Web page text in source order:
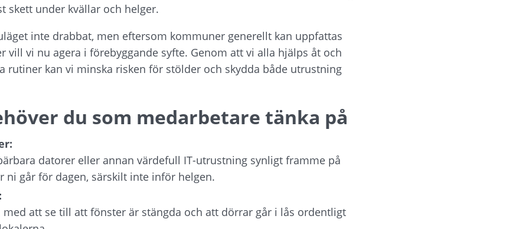
skett under kvällar och helger.
inte drabbat, men eftersom kommuner generellt kan uppfattas
vill vi nu agera i förebyggande syfte. Genom att vi alla hjälps åt och
rutiner kan vi minska risken för stölder och skydda både utrustning
du som medarbetare tänka på
datorer eller annan värdefull IT-utrustning synligt framme på
ni går för dagen, särskilt inte inför helgen.
med att se till att fönster är stängda och att dörrar går i lås ordentligt